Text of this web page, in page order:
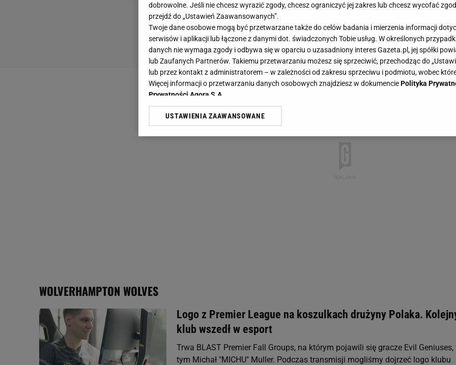
WOLVERHAMPTON WOLVES
Logo z Premier League na koszulkach drużyny Polaka.
klub wszedł w esport
Trwa BLAST Premier Fall Groups, na którym pojawili się gracze Evil Geniuses,
tym Michał "MICHU" Muller. Podczas transmisji mogliśmy dojrzeć logo klubu
dobrowolne. Jeśli nie chcesz wyrazić zgody, chcesz ograniczyć jej zakres lub chcesz wycofać
przejdź do „Ustawień Zaawansowanych”.
Twoje dane osobowe mogą być przetwarzane także do celów badania i mierzenia informacji
serwisów i aplikacji lub łączone z danymi dot. świadczonych Tobie usług. W określonych
danych nie wymaga zgody i odbywa się w oparciu o uzasadniony interes Gazeta.pl, jej spółki
lub Zaufanych Partnerów. Takiemu przetwarzaniu możesz się sprzeciwić, przechodząc do
lub przez kontakt z administratorem – w zależności od zakresu sprzeciwu i podmiotu, wobec
Więcej informacji o przetwarzaniu danych osobowych znajdziesz w dokumenciePolityka
Prywatności Agora S.A.
Klikając „Akceptuję” wyrażasz też zgodę na zainstalowanie i przechowywanie plików cookie
Zaufanych Partnerów i Agora S.A. na Twoim urządzeniu końcowym. Możesz w każdej chwili
USTAWIENIA ZAAWANSOWANE